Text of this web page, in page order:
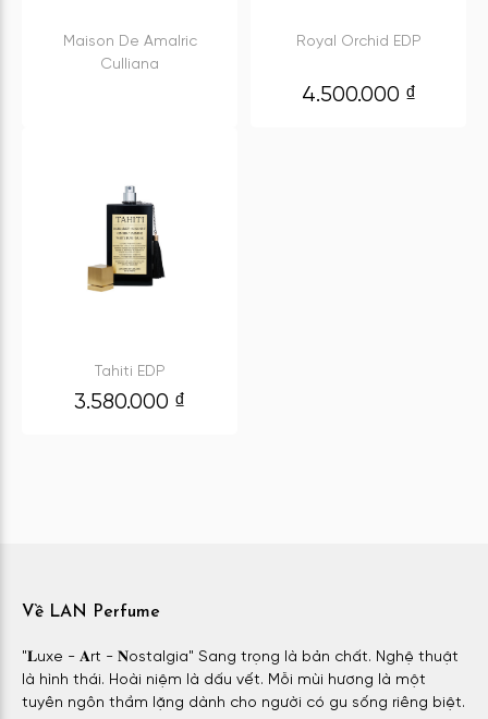
Maison De Amalric
Culliana
Royal Orchid EDP
4.500.000 ₫
Tahiti EDP
3.580.000 ₫
Về LAN Perfume
"𝐋uxe - 𝐀rt - 𝐍ostalgia" Sang trọng là bản chất. Nghệ thuật
là hình thái. Hoài niệm là dấu vết. Mỗi mùi hương là một
tuyên ngôn thầm lặng dành cho người có gu sống riêng biệt.